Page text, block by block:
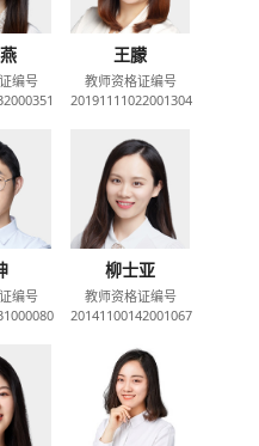
编号
王朦
教师资格证编号
20191111022001304
编号
柳士亚
教师资格证编号
20141100142001067